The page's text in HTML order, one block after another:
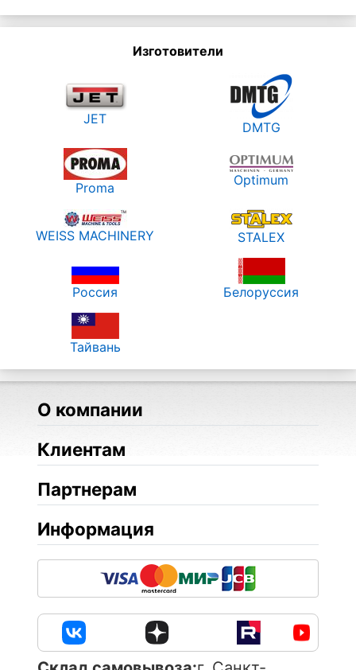
Изготовители
JET
DMTG
Proma Optimum
WEISS MACHINERY STALEX
Россия Белоруссия
Тайвань
О компании
Клиентам
Партнерам
Информация